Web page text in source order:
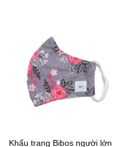
Khẩu trang Bibos người lớn